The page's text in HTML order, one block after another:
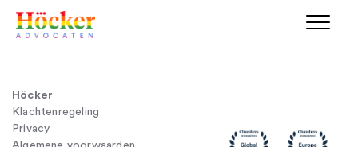
Höcker
Klachtenregeling
Privacy